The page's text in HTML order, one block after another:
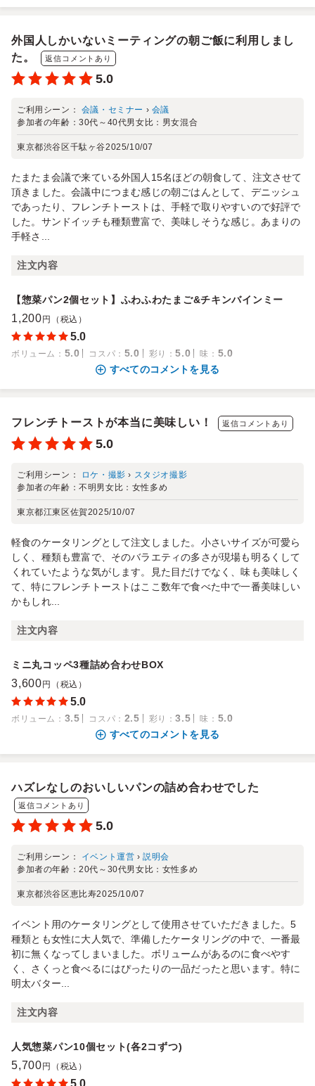
外国人しかいないミーティングの朝ご飯に利用しまし
た。
返信コメントあり
5.0
ご利用シーン： 会議・セミナー › 会議
参加者の年齢：30代～40代男女比： 男女混合
東京都渋谷区千駄ヶ谷2025/10/07
たまたま会議で来ている外国人15名ほどの朝食して、注文させて
頂きました。会議中につまむ感じの朝ごはんとして、デニッシュ
であったり、フレンチトーストは、手軽で取りやすいので好評で
した。サンドイッチも種類豊富で、美味しそうな感じ。あまりの
手軽さ...
注文内容
【惣菜パン2個セット】ふわふわたまご&チキンバインミー
1,200 円（税込）
5.0
ボリューム ： 5.0 コスパ ： 5.0 彩り ：5.0 味 ： 5.0
すべてのコメントを見る
フレンチトーストが本当に美味しい！ 返信コメントあり
5.0
ご利用シーン： ロケ・撮影 › スタジオ撮影
参加者の年齢：不明 男女比： 女性多め
東京都江東区佐賀2025/10/07
軽食のケータリングとして注文しました。小さいサイズが可愛ら
しく、種類も豊富で、そのバラエティの多さが現場も明るくして
くれていたような気がします。見た目だけでなく、味も美味しく
て、特にフレンチトーストはここ数年で食べた中で一番美味しい
かもしれ...
注文内容
ミニ丸コッペ3種詰め合わせBOX
3,600 円（税込）
5.0
ボリューム ： 3.5 コスパ ： 2.5 彩り ：3.5 味 ： 5.0
すべてのコメントを見る
ハズレなしのおいしいパンの詰め合わせでした
返信コメントあり
5.0
ご利用シーン： イベント運営 ›説明会
参加者の年齢：20代～30代男女比： 女性多め
東京都渋谷区恵比寿2025/10/07
イベント用のケータリングとして使用させていただきました。5
種類とも女性に大人気で、準備したケータリングの中で、一番最
初に無くなってしまいました。ボリュームがあるのに食べやす
く、さくっと食べるにはぴったりの一品だったと思います。特に
明太バター...
注文内容
人気惣菜パン10個セット(各2コずつ)
5,700 円（税込）
5.0